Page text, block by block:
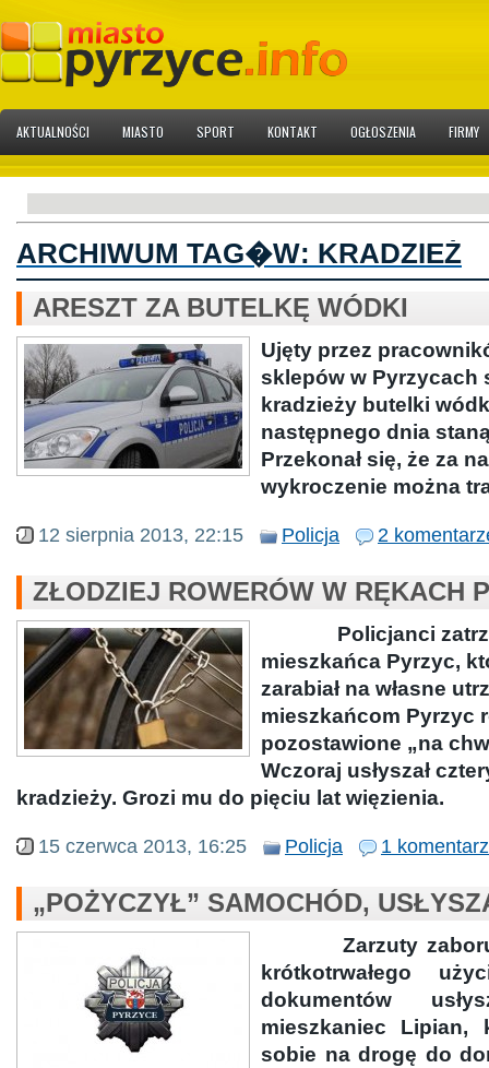
AKTUALNOŚCI MIASTO SPORT KONTAKT OGŁOSZENIA FIRMY
ARCHIWUM TAG�W: KRADZIEŻ
ARESZT ZA BUTELKĘ WÓDKI
Ujęty przez
sklepów w Pyrzycach
kradzieży butelki
następnego dnia
Przekonał się, że za
wykroczenie
12 sierpnia 2013, 22:15 Policja 2
ZŁODZIEJ ROWERÓW W RĘKACH
Policjanci
mieszkańca Pyrzyc,
zarabiał na własne
mieszkańcom Pyrzyc
pozostawione „na
Wczoraj usłyszał
kradzieży. Grozi mu do pięciu lat więzienia.
15 czerwca 2013, 16:25 Policja 1 komentarz
„POŻYCZYŁ” SAMOCHÓD,
Zarzuty
krótkotrwałego
dokumentów
mieszkaniec Lipian,
sobie na drogę do